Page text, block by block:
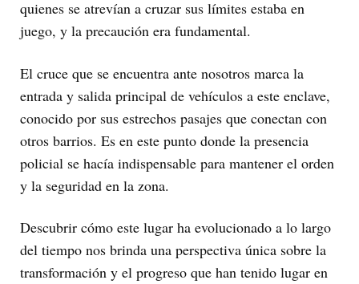
quienes se atrevían a cruzar sus límites estaba en
juego, y la precaución era fundamental.
El cruce que se encuentra ante nosotros marca la
entrada y salida principal de vehículos a este enclave,
conocido por sus estrechos pasajes que conectan con
otros barrios. Es en este punto donde la presencia
policial se hacía indispensable para mantener el orden
y la seguridad en la zona.
Descubrir cómo este lugar ha evolucionado a lo largo
del tiempo nos brinda una perspectiva única sobre la
transformación y el progreso que han tenido lugar en